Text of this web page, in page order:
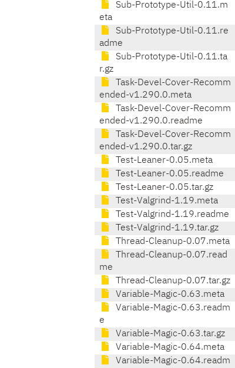
Sub-Prototype-Util-0.11.m
eta
Sub-Prototype-Util-0.11.re
adme
Sub-Prototype-Util-0.11.ta
r.gz
Task-Devel-Cover-Recomm
ended-v1.290.0.meta
Task-Devel-Cover-Recomm
ended-v1.290.0.readme
Task-Devel-Cover-Recomm
ended-v1.290.0.tar.gz
Test-Leaner-0.05.meta
Test-Leaner-0.05.readme
Test-Leaner-0.05.tar.gz
Test-Valgrind-1.19.meta
Test-Valgrind-1.19.readme
Test-Valgrind-1.19.tar.gz
Thread-Cleanup-0.07.meta
Thread-Cleanup-0.07.read
me
Thread-Cleanup-0.07.tar.gz
Variable-Magic-0.63.meta
Variable-Magic-0.63.readm
e
Variable-Magic-0.63.tar.gz
Variable-Magic-0.64.meta
Variable-Magic-0.64.readm